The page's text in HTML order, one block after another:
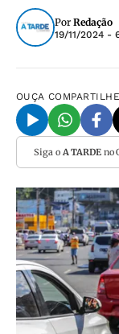
Por Redação
19/11/2024 -
OUÇA COMPARTILHE
Siga o A TARDEno